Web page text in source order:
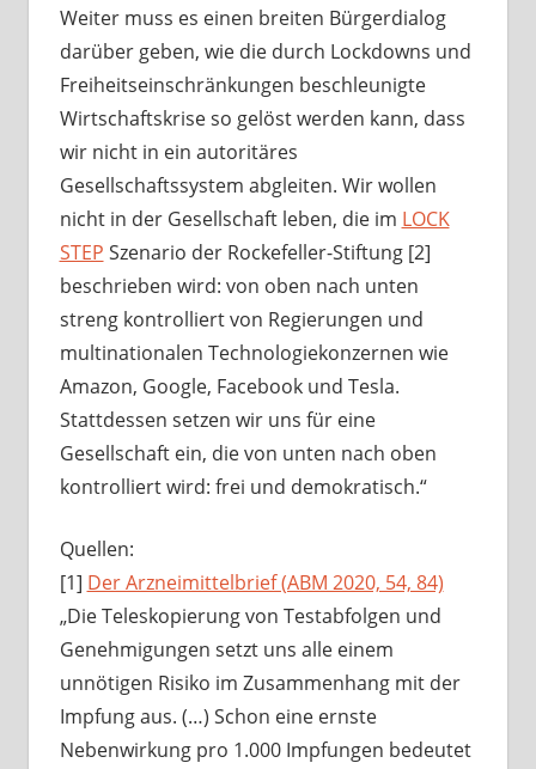
Weiter muss es einen breiten Bürgerdialog
darüber geben, wie die durch Lockdowns und
Freiheitseinschränkungen beschleunigte
Wirtschaftskrise so gelöst werden kann, dass
wir nicht in ein autoritäres
Gesellschaftssystem abgleiten. Wir wollen
nicht in der Gesellschaft leben, die im LOCK
STEP Szenario der Rockefeller-Stiftung [2]
beschrieben wird: von oben nach unten
streng kontrolliert von Regierungen und
multinationalen Technologiekonzernen wie
Amazon, Google, Facebook und Tesla.
Stattdessen setzen wir uns für eine
Gesellschaft ein, die von unten nach oben
kontrolliert wird: frei und demokratisch.“
Quellen:
[1] Der Arzneimittelbrief (ABM 2020, 54, 84)
„Die Teleskopierung von Testabfolgen und
Genehmigungen setzt uns alle einem
unnötigen Risiko im Zusammenhang mit der
Impfung aus. (…) Schon eine ernste
Nebenwirkung pro 1.000 Impfungen bedeutet